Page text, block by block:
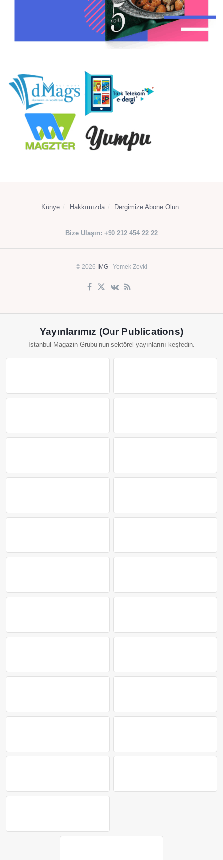
Künye Hakkımızda Dergimize Abone Olun
Bize Ulaşın: +90 212 454 22 22
© 2026 IMG - Yemek Zevki
Yayınlarımız (Our Publications)
İstanbul Magazin Grubu’nun sektörel yayınlarını keşfedin.